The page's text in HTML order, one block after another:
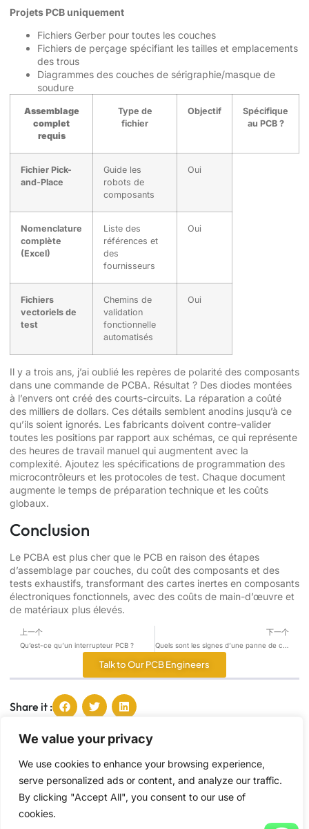
We value your privacy
We use cookies to enhance your browsing experience,
serve personalized ads or content, and analyze our traffic.
By clicking "Accept All", you consent to our use of
cookies.
Projets PCB uniquement
Fichiers Gerber pour toutes les couches
Fichiers de perçage spécifiant les tailles et emplacements
des trous
Diagrammes des couches de sérigraphie/masque de
soudure
Assemblage
complet
requis
Type de
fichier
Objectif
Spécifique
au PCB ?
Fichier Pick-
and-Place
Guide les
robots de
composants
Oui
Nomenclature
complète
(Excel)
Liste des
références et
des
fournisseurs
Oui
Fichiers
vectoriels de
test
Chemins de
validation
fonctionnelle
automatisés
Oui
Il y a trois ans, j’ai oublié les repères de polarité des composants
dans une commande de PCBA. Résultat ? Des diodes montées
à l’envers ont créé des courts-circuits. La réparation a coûté
des milliers de dollars. Ces détails semblent anodins jusqu’à ce
qu’ils soient ignorés. Les fabricants doivent contre-valider
toutes les positions par rapport aux schémas, ce qui représente
des heures de travail manuel qui augmentent avec la
complexité. Ajoutez les spécifications de programmation des
microcontrôleurs et les protocoles de test. Chaque document
augmente le temps de préparation technique et les coûts
globaux.
Conclusion
Le PCBA est plus cher que le PCB en raison des étapes
d’assemblage par couches, du coût des composants et des
tests exhaustifs, transformant des cartes inertes en composants
électroniques fonctionnels, avec des coûts de main-d’œuvre et
de matériaux plus élevés.
上一个
Qu’est-ce qu’un interrupteur PCB ?
下一个
Talk to Our PCB Engineers
Share it :
dernières tendances et des insights dans l'industrie
des PCB, en vous offrant des connaissances